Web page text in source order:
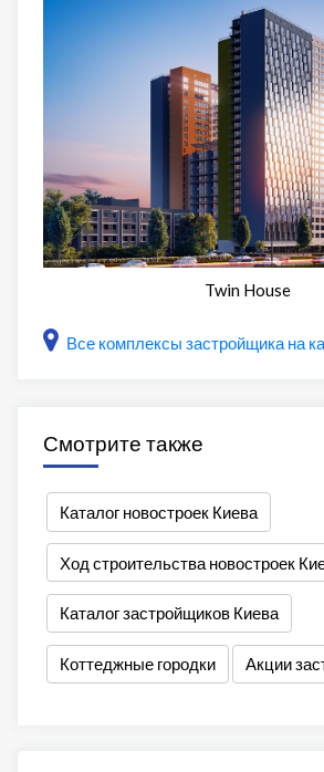
Twin House
Все комплексы застройщика на
Смотрите также
Каталог новостроек Киева
Ход строительства новостроек
Каталог застройщиков Киева
Коттеджные городки Акции